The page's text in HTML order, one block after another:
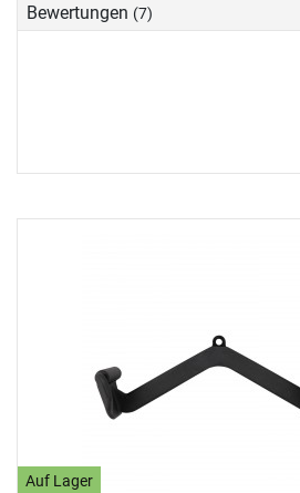
Bewertungen (7)
Auf Lager